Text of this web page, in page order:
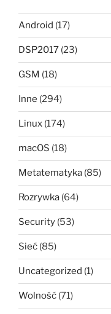
Android (17)
DSP2017 (23)
GSM (18)
Inne (294)
Linux (174)
macOS (18)
Metatematyka (85)
Rozrywka (64)
Security (53)
Sieć (85)
Uncategorized (1)
Wolność (71)